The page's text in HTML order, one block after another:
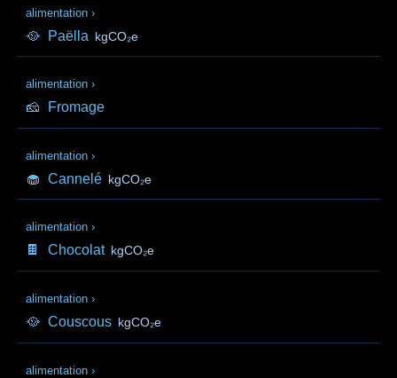
alimentation ›
🥘 Paëlla kgCO₂e
alimentation ›
🧀 Fromage
alimentation ›
🧁 Cannelé kgCO₂e
alimentation ›
🍫 Chocolat kgCO₂e
alimentation ›
🥘 Couscous kgCO₂e
alimentation ›